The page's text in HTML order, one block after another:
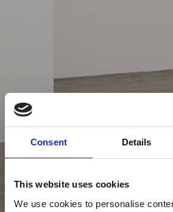
Consent Details
This website uses cookies
We use cookies to personalise